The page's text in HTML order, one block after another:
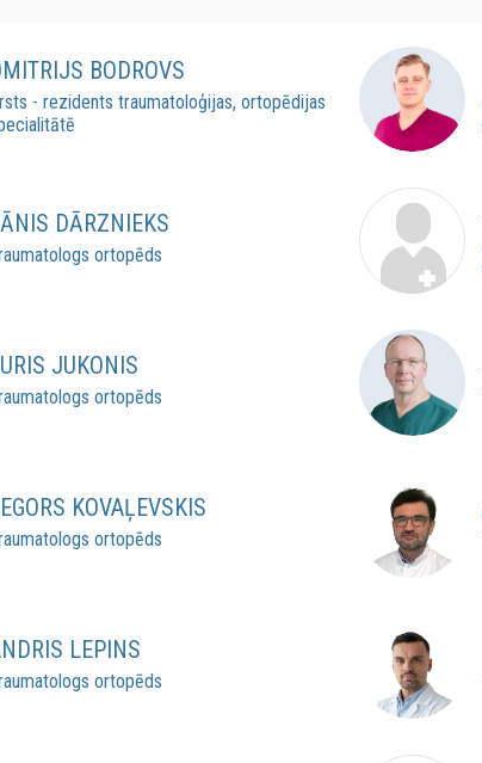
BODROVS
- rezidents traumatoloģijas, ortopēdijas
DĀRZNIEKS
ortopēds
JUKONIS
ortopēds
KOVAĻEVSKIS
ortopēds
LEPINS
ortopēds